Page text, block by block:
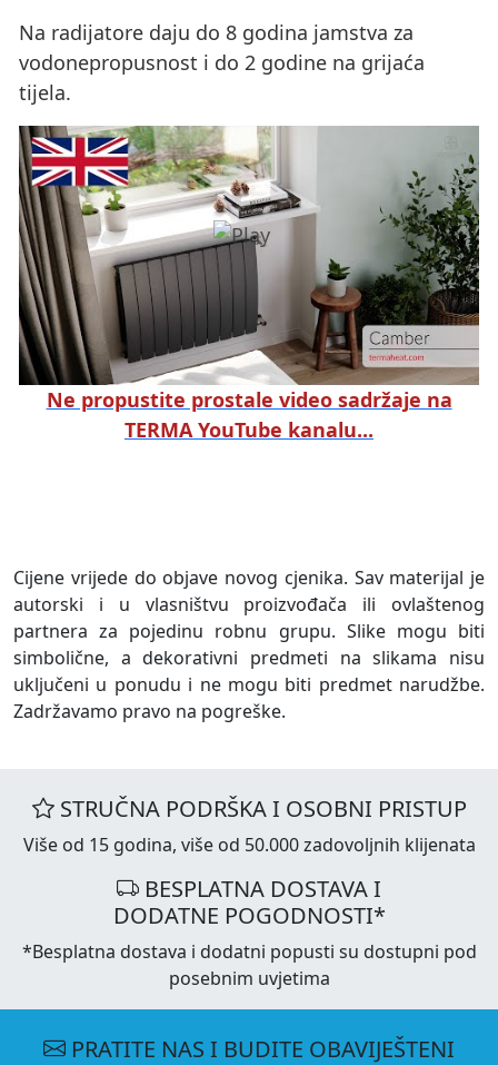
Na radijatore daju do 8 godina jamstva za
vodonepropusnost i do 2 godine na grijaća
tijela.
Ne propustite prostale video sadržaje na
TERMA YouTube kanalu...
Cijene vrijede do objave novog cjenika. Sav materijal je
autorski i u vlasništvu proizvođača ili ovlaštenog
partnera za pojedinu robnu grupu. Slike mogu biti
simbolične, a dekorativni predmeti na slikama nisu
uključeni u ponudu i ne mogu biti predmet narudžbe.
Zadržavamo pravo na pogreške.
STRUČNA PODRŠKA I OSOBNI PRISTUP
Više od 15 godina, više od 50.000 zadovoljnih klijenata
BESPLATNA DOSTAVA I
DODATNE POGODNOSTI*
*Besplatna dostava i dodatni popusti su dostupni pod
posebnim uvjetima
PRATITE NAS I BUDITE OBAVIJEŠTENI